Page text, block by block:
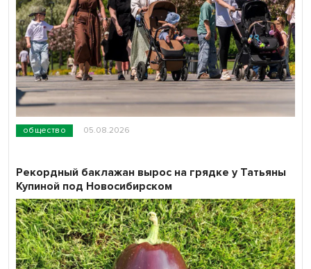
общество 05.08.2026
Рекордный баклажан вырос на грядке у Татьяны
Купиной под Новосибирском